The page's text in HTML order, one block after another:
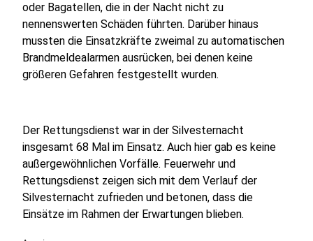
oder Bagatellen, die in der Nacht nicht zu
nennenswerten Schäden führten. Darüber hinaus
mussten die Einsatzkräfte zweimal zu automatischen
Brandmeldealarmen ausrücken, bei denen keine
größeren Gefahren festgestellt wurden.
Der Rettungsdienst war in der Silvesternacht
insgesamt 68 Mal im Einsatz. Auch hier gab es keine
außergewöhnlichen Vorfälle. Feuerwehr und
Rettungsdienst zeigen sich mit dem Verlauf der
Silvesternacht zufrieden und betonen, dass die
Einsätze im Rahmen der Erwartungen blieben.